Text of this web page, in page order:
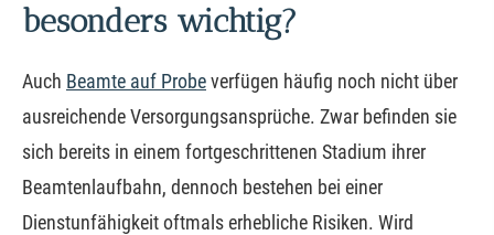
besonders wichtig?
Auch Beamte auf Probeverfügen häufig noch nicht über
ausreichende Versorgungsansprüche. Zwar befinden sie
sich bereits in einem fortgeschrittenen Stadium ihrer
Beamtenlaufbahn, dennoch bestehen bei einer
Dienstunfähigkeit oftmals erhebliche Risiken. Wird